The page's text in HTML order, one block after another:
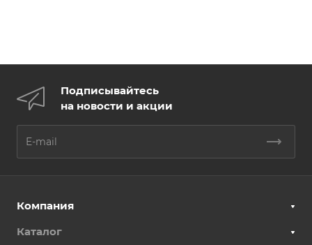
Подписывайтесь
на новости и акции
Компания
Каталог